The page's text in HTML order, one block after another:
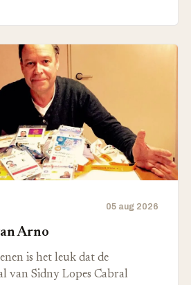
05 aug 2026
Arno
is het leuk dat de
van Sidny Lopes Cabral